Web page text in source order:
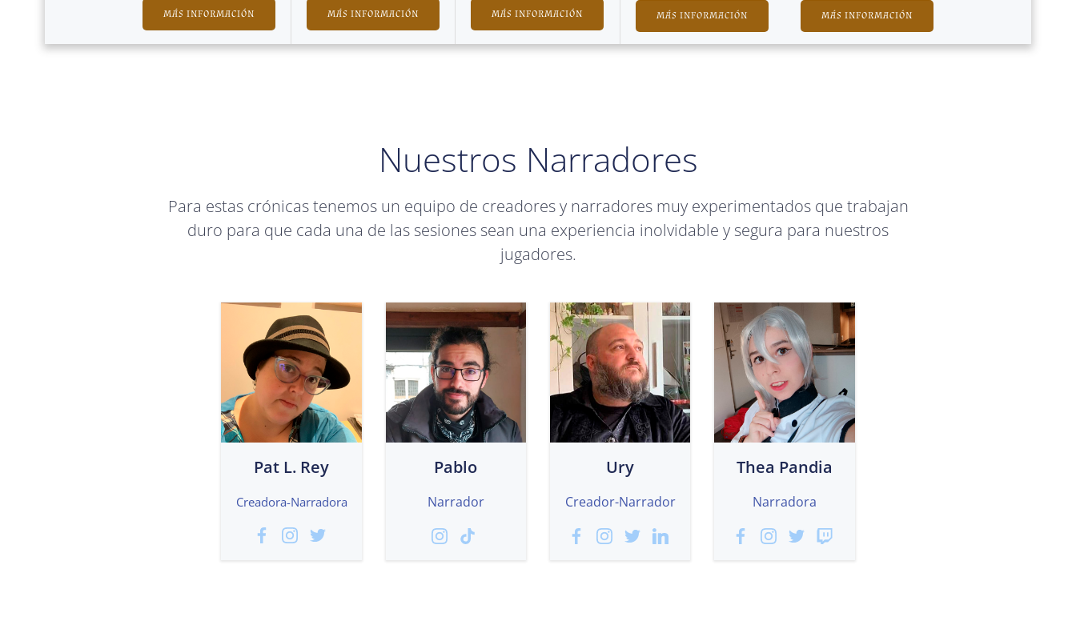
MÁS INFORMACIÓN MÁS INFORMACIÓN MÁS INFORMACIÓN MÁS INFORMACIÓN MÁS INFORMACIÓN
Nuestros Narradores
Para estas crónicas tenemos un equipo de creadores y narradores muy experimentados que trabajan
duro para que cada una de las sesiones sean una experiencia inolvidable y segura para nuestros
jugadores.
Pat L. Rey
Creadora-Narradora
Pablo
Narrador
Ury
Creador-Narrador
Thea Pandia
Narradora